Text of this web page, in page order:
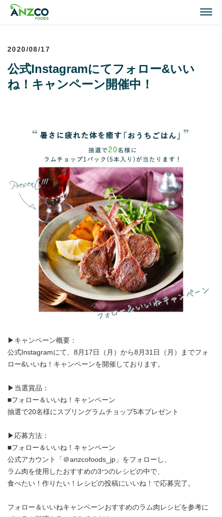
ラム肉のおすすめレシピ
Our Activities
Our Products
商品紹介(ラム肉・牛肉)
Topics
トピックス
About ANZCO Foods
アンズコフーズとは
Contact Us
お問い合わせ
Materials
牛肉・ラム肉購買担当者向け
お役立ち資料
2020/08/17
公式Instagramにてフォロー&いい
ね！キャンペーン開催中！
▶キャンペーン概要：
公式Instagramにて、8月17日（月）から8月31日（月）までフォ
ロー&いいね！キャンペーンを開催しております。
▶当選賞品：
■フォロー＆いいね！キャンペーン
抽選で20名様にスプリングラムチョップ5本プレゼント
▶応募方法：
■フォロー＆いいね！キャンペーン
公式アカウント「＠anzcofoods_jp」をフォローし、
ラム肉を使用したおすすめの3つのレシピの中で、
食べたい！作りたい！レシピの投稿にいいね！で応募完了。
フォロー＆いいねキャンペーンおすすめのラム肉レシピを参考に